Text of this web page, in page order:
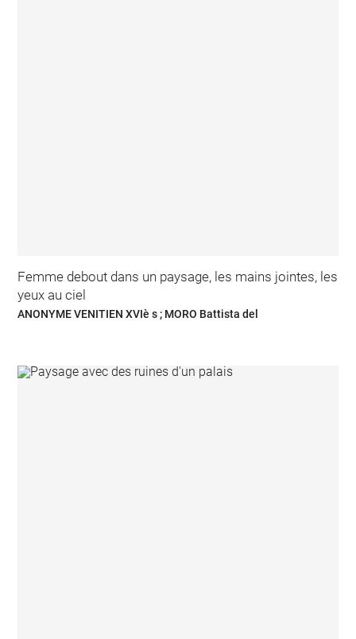
Femme debout dans un paysage, les mains jointes, les
yeux au ciel
ANONYME VENITIEN XVIè s ; MORO Battista del